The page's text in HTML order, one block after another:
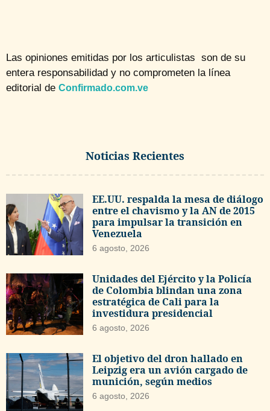
Noticias Recientes
EE.UU. respalda la mesa de diálogo
entre el chavismo y la AN de 2015
para impulsar la transición en
Venezuela
6 agosto, 2026
Unidades del Ejército y la Policía
de Colombia blindan una zona
estratégica de Cali para la
investidura presidencial
6 agosto, 2026
El objetivo del dron hallado en
Leipzig era un avión cargado de
munición, según medios
6 agosto, 2026
Las opiniones emitidas por los articulistas son de su
entera responsabilidad y no comprometen la línea
editorial de Confirmado.com.ve